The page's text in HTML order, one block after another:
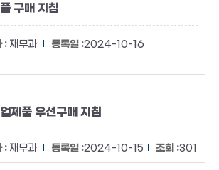
구매 지침
재무과
2024-10-16
제품 우선구매 지침
재무과 2024-10-15 301